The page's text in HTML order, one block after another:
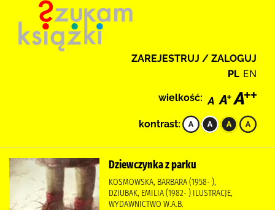
ZAREJESTRUJ / ZALOGUJ
PL EN
wielkość:
kontrast:
Dziewczynka z parku
KOSMOWSKA, BARBARA (1958- ),
DZIUBAK, EMILIA (1982- ) ILUSTRACJE,
WYDAWNICTWO W.A.B.